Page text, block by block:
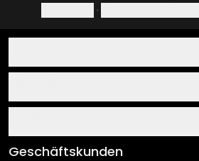
·
Über uns
Klebe- und Montageanleitungen
AGB
Geschäftskunden